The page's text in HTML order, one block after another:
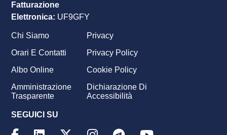
Fatturazione
Elettronica: UF9GFY
Footer
menu
Chi Siamo
Orari E Contatti
Albo Online
Amministrazione
Trasparente
Privacy
Privacy Policy
Cookie Policy
Dichiarazione Di
Accessibilità
SEGUICI SU